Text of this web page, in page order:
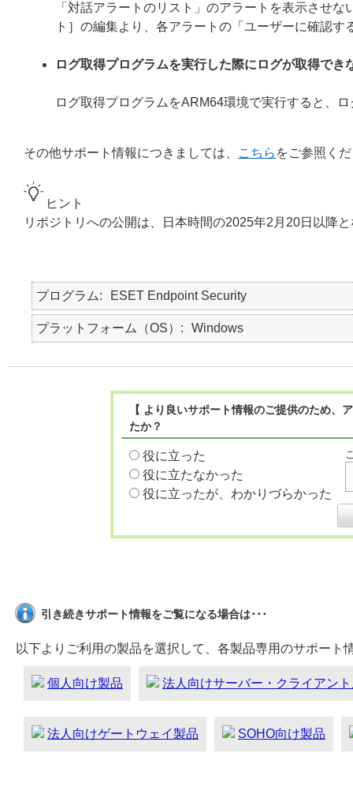
「対話アラートのリスト」のアラートを表示させ
ト］の編集より、各アラートの「ユーザーに確認
ログ取得プログラムを実行した際にログが取得でき
ログ取得プログラムをARM64環境で実行すると、
その他サポート情報につきましては、 こちら をご参照く
ヒント
リポジトリへの公開は、日本時間の2025年2月20日以降
プログラム ESET Endpoint Security
プラットフォーム（OS） Windows
【 より良いサポート情報のご提供のため
たか？
役に立った
役に立たなかった
役に立ったが、わかりづらかった
引き続きサポート情報をご覧になる場合は･･･
以下よりご利用の製品を選択して、各製品専用のサポート
個人向け製品 法人向けサーバー・クライアン
法人向けゲートウェイ製品 SOHO向け製品